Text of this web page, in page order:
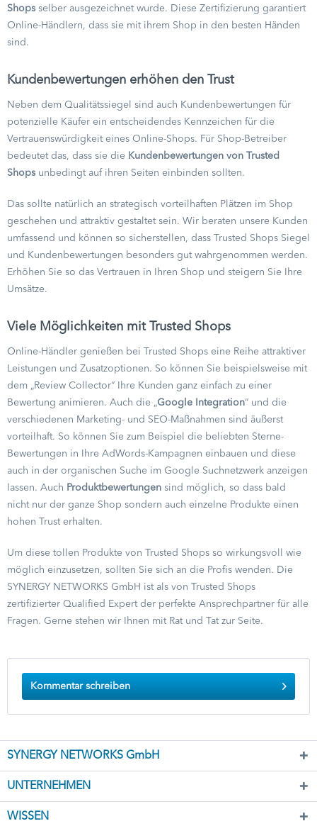
Shops selber ausgezeichnet wurde. Diese Zertifizierung garantiert
Online-Händlern, dass sie mit ihrem Shop in den besten Händen
sind.
Kundenbewertungen erhöhen den Trust
Neben dem Qualitätssiegel sind auch Kundenbewertungen für
potenzielle Käufer ein entscheidendes Kennzeichen für die
Vertrauenswürdigkeit eines Online-Shops. Für Shop-Betreiber
bedeutet das, dass sie die Kundenbewertungen von Trusted
Shops unbedingt auf ihren Seiten einbinden sollten.
Das sollte natürlich an strategisch vorteilhaften Plätzen im Shop
geschehen und attraktiv gestaltet sein. Wir beraten unsere Kunden
umfassend und können so sicherstellen, dass Trusted Shops Siegel
und Kundenbewertungen besonders gut wahrgenommen werden.
Erhöhen Sie so das Vertrauen in Ihren Shop und steigern Sie Ihre
Umsätze.
Viele Möglichkeiten mit Trusted Shops
Online-Händler genießen bei Trusted Shops eine Reihe attraktiver
Leistungen und Zusatzoptionen. So können Sie beispielsweise mit
dem „Review Collector“ Ihre Kunden ganz einfach zu einer
Bewertung animieren. Auch die „Google Integration“ und die
verschiedenen Marketing- und SEO-Maßnahmen sind äußerst
vorteilhaft. So können Sie zum Beispiel die beliebten Sterne-
Bewertungen in Ihre AdWords-Kampagnen einbauen und diese
auch in der organischen Suche im Google Suchnetzwerk anzeigen
lassen. Auch Produktbewertungen sind möglich, so dass bald
nicht nur der ganze Shop sondern auch einzelne Produkte einen
hohen Trust erhalten.
Um diese tollen Produkte von Trusted Shops so wirkungsvoll wie
möglich einzusetzen, sollten Sie sich an die Profis wenden. Die
SYNERGY NETWORKS GmbH ist als von Trusted Shops
zertifizierter Qualified Expert der perfekte Ansprechpartner für alle
Fragen. Gerne stehen wir Ihnen mit Rat und Tat zur Seite.
Kommentar schreiben
SYNERGY NETWORKS GmbH
UNTERNEHMEN
WISSEN